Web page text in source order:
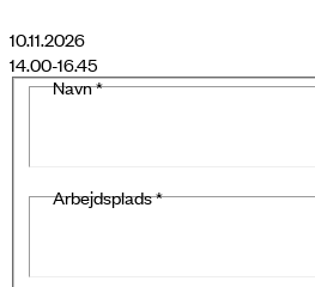
10.11.2026
14.00-16.45
Navn*
Arbejdsplads*